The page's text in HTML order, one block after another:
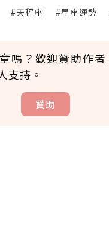
#天秤座 #星座運勢
嗎？歡迎贊助作者
支持。
贊助